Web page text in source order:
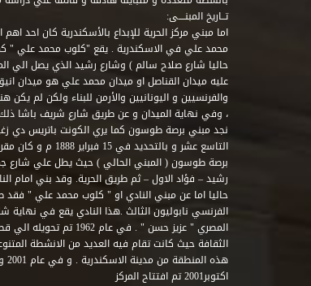
تــاريخ المبنــــى:
اما مبني مركز الحرية للإبداع بالأسكندرية كان احد
محمد علي في الاسكندرية . يقع "كلوب محمد علي "
حاليا شارع صلاح سالم ) وشارع رشيد الذي يصل الي
عليه ميدان القناصل او ميدان محمد علي هو ميدان
والفرنسيين و اليونانيين والأرمن للبناء ولكن لم
، وفي نهاية الميدان و عن طريق شارع شريف باشا ذلك
نجد مبني برصة طوسون كما يري الكونت باتريس دي
التاسع عشر و
برصة طوسون ( المبني الحالي ) حيث يطل علي شارع
حاليا اما عن مبني النادي او " كلوب محمد علي " فقد
المصري " عزيز حسن " . في
الثقافة حيث كانت تقام فيه العديد من الانشطة
اكتوبر2001 تم افتتاح المركز